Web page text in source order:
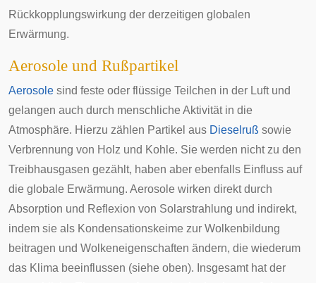
Rückkopplungswirkung der derzeitigen globalen
Erwärmung.
Aerosole und Rußpartikel
Aerosole sind feste oder flüssige Teilchen in der Luft und
gelangen auch durch menschliche Aktivität in die
Atmosphäre. Hierzu zählen Partikel aus Dieselruß sowie
Verbrennung von Holz und Kohle. Sie werden nicht zu den
Treibhausgasen gezählt, haben aber ebenfalls Einfluss auf
die globale Erwärmung. Aerosole wirken direkt durch
Absorption und Reflexion von Solarstrahlung und indirekt,
indem sie als Kondensationskeime zur Wolkenbildung
beitragen und Wolkeneigenschaften ändern, die wiederum
das Klima beeinflussen (siehe oben). Insgesamt hat der